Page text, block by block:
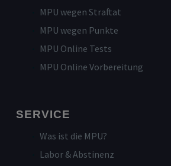
MPU wegen Straftat
MPU wegen Punkte
MPU Online Tests
MPU Online Vorbereitung
SERVICE
Was ist die MPU?
Labor & Abstinenz